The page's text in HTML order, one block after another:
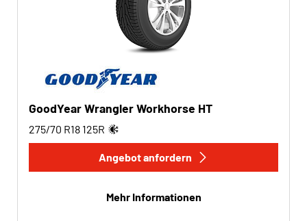
GoodYear Wrangler Workhorse HT
275/70 R18 125R
Angebot anfordern
Mehr Informationen